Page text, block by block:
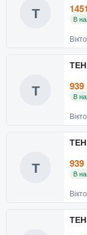
Т В
Т
ТЕН
В
Т
ТЕН
В
ТЕН